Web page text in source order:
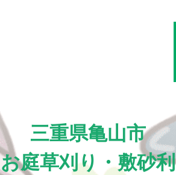
三重県亀山市
お庭草刈り・敷砂利